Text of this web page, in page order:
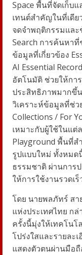
Space พื้นที่จัดเก็บแ
เทนต์สำคัญในที่เดีย
จดจำพฤติกรรมแล
Search การค้นหาที่
ข้อมูลที่เกี่ยวข้อง
AI Essential
อัตโนมัติ ช่วยให้กา
ประสิทธิภาพมากขึ้
วิเคราะห์ข้อมูลที่ช่
Collections / For
เหมาะกับผู้ใช้ในแต่
Playground พื้นที่ส
รูปแบบใหม่ ทั้งหมด
ธรรมชาติ ผ่านการ
ให้การใช้งานรวดเ
โดย นายพลภัทร์ สา
แห่งประเทศไทย กล่
ครั้งนี้มุ่งให้เทคโน
โปร่งใสและรายละ
แสดงตัวตนผ่านมือ